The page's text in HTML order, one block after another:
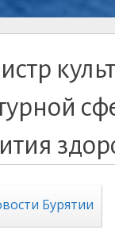
Бурятии